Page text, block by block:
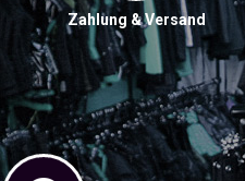
Zahlung & Versand